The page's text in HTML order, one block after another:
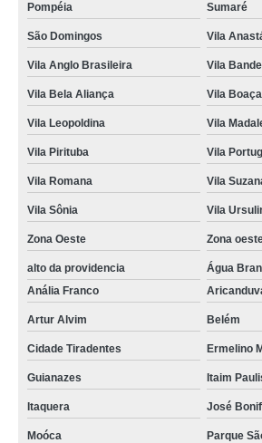
Pompéia Sumaré
São Domingos Vila
Vila Anglo Brasileira Vila
Vila Bela Aliança Vila
Vila Leopoldina Vila
Vila Pirituba Vila
Vila Romana Vila
Vila Sônia Vila
Zona Oeste Zona
alto da providencia
Água
Anália Franco
Artur Alvim Belém
Cidade Tiradentes Ermelino
Guianazes Itaim
Itaquera José
Moóca Parque